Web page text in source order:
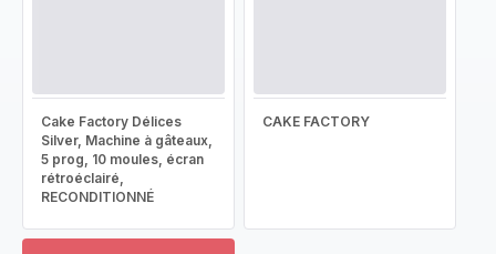
Cake Factory Délices
Silver, Machine à gâteaux,
5 prog, 10 moules, écran
rétroéclairé,
RECONDITIONNÉ
CAKE FACTORY